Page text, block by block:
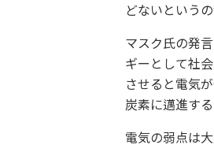
どないという
マスク氏の発
ギーとして社
させると電気
炭素に邁進す
電気の弱点は